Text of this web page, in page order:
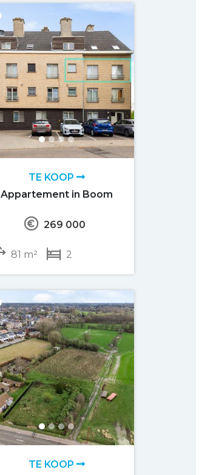
TE KOOP
Appartement in Boom
269 000
81 m² 2
TE KOOP